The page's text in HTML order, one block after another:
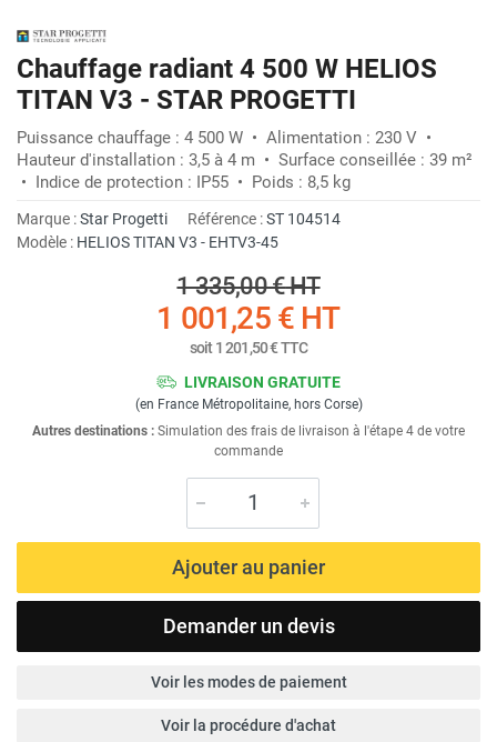
Chauffage radiant 4 500 W HELIOS
TITAN V3 - STAR PROGETTI
Puissance chauffage : 4 500 W • Alimentation : 230 V •
Hauteur d'installation : 3,5 à 4 m • Surface conseillée : 39 m²
• Indice de protection : IP55 • Poids : 8,5 kg
Marque :Star Progetti Référence :ST 104514
Modèle : HELIOS TITAN V3 - EHTV3-45
1 335,00 €HT
1 001,25 € HT
soit1 201,50 €TTC
LIVRAISON GRATUITE
(en France Métropolitaine, hors Corse)
Autres destinations : Simulation des frais de livraison à l'étape 4 de votre
commande
Ajouter au panier
Demander un devis
Voir les modes de paiement
Voir la procédure d'achat